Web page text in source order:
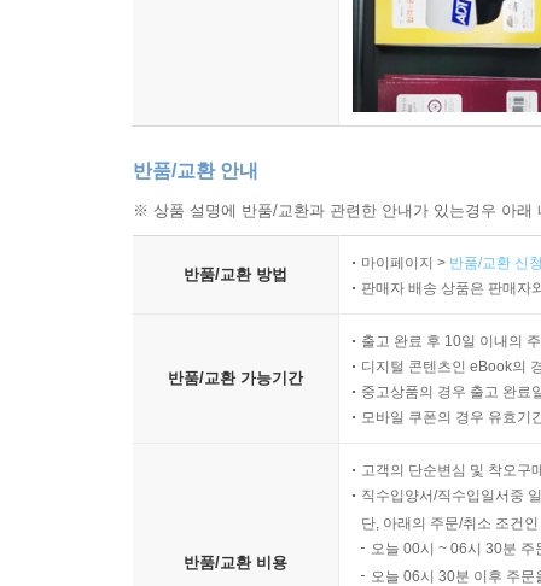
반품/교환 안내
※ 상품 설명에 반품/교환과 관련한 안내가 있는경우 아
반품/교환 방법
마이페이지 > 반품/교환 신
판매자 배송 상품은 판매자
반품/교환 가능기간
출고 완료 후 10일 이내의
디지털 콘텐츠인 eBook의
중고상품의 경우 출고 완료
모바일 쿠폰의 경우 유효기
반품/교환 비용
고객의 단순변심 및 착오구
직수입양서/직수입일서중
단, 아래의 주문/취소 조건
오늘 00시 ~ 06시 30분
오늘 06시 30분 이후 주